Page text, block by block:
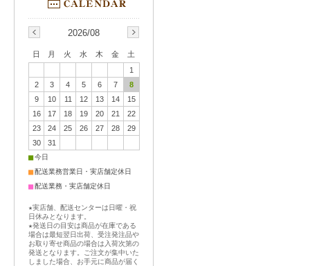
2026/08
日 月 火 水 木 金
土
1
2
3 4 5 6 7
8
9
10 11 12 13 14
15
16
17 18 19 20 21
22
23
24 25 26 27 28
29
30
31
■今日
■配送業務営業日・実店舗定休日
■配送業務・実店舗定休日
★実店舗、配送センターは日曜・祝
日休みとなります。
★発送日の目安は商品が在庫である
場合は最短翌日出荷、受注発注品や
お取り寄せ商品の場合は入荷次第の
発送となります。ご注文が集中いた
しました場合、お手元に商品が届く